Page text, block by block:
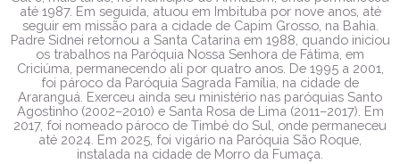
até 1987. Em seguida, atuou em Imbituba por nove anos, até
seguir em missão para a cidade de Capim Grosso, na Bahia.
Padre Sidnei retornou a Santa Catarina em 1988, quando iniciou
os trabalhos na Paróquia Nossa Senhora de Fátima, em
Criciúma, permanecendo ali por quatro anos. De 1995 a 2001,
foi pároco da Paróquia Sagrada Família, na cidade de
Araranguá. Exerceu ainda seu ministério nas paróquias Santo
Agostinho (2002–2010) e Santa Rosa de Lima (2011–2017). Em
2017, foi nomeado pároco de Timbé do Sul, onde permaneceu
até 2024. Em 2025, foi vigário na Paróquia São Roque,
instalada na cidade de Morro da Fumaça.